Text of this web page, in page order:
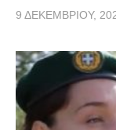
9 ΔΕΚΕΜΒΡΊΟΥ,